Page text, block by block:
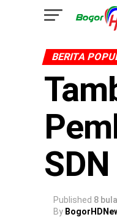
BERITA
Published 8
By